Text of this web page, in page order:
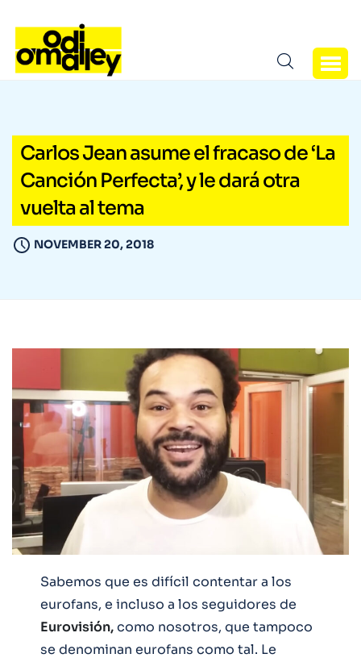
Carlos Jean asume el fracaso de ‘La
Canción Perfecta’, y le dará otra
vuelta al tema
NOVEMBER 20, 2018
Sabemos que es difícil contentar a los
eurofans, e incluso a los seguidores de
Eurovisión,como nosotros, que tampoco
se denominan eurofans como tal. Le